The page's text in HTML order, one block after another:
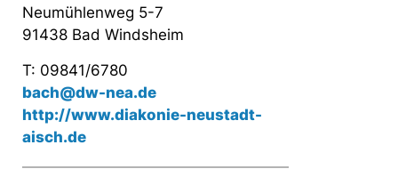
Neumühlenweg 5-7
91438 Bad Windsheim
T: 09841/6780
bach@dw-nea.de
http://www.diakonie-neustadt-
aisch.de